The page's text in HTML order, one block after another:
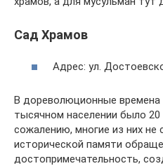
Сад Храмов
Адрес: ул.
В дореволюционные времена
тысячном населении было
сожалению, многие из них не
исторической памяти
достопримечательность,